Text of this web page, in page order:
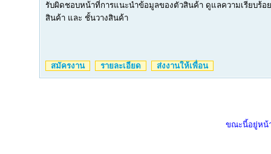
รับผิดชอบหน้าที่การแนะนำข้อมูลของตัวสินค้า ดูแลความเรียบร้อ
สินค้า และ ชั้นวางสินค้า
สมัครงาน รายละเอียด ส่งงานให้เพื่อน
ขณะนี้อยู่ห